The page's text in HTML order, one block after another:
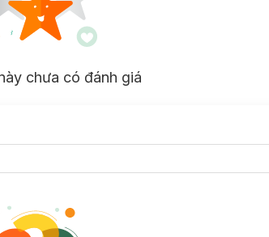
chưa có đánh giá